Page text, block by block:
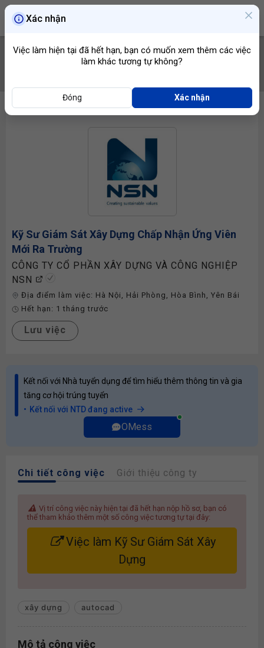
Kỹ Sư Giám Sát Xây Dựng Chấp Nhận Ứng Viên
Mới Ra Trường
CÔNG TY CỔ PHẦN XÂY DỰNG VÀ CÔNG NGHIỆP
NSN
Địa điểm làm việc: Hà Nội , Hải Phòng , Hòa Bình , Yên Bái
Hết hạn: 1 tháng trước
Lưu việc
Kết nối với Nhà tuyển dụng để tìm hiểu thêm thông tin và gia
tăng cơ hội trúng tuyển
Kết nối với NTD đang active
OMess
Chi tiết công việc Giới thiệu công ty
Vị trí công việc này hiện tại đã hết hạn nộp hồ sơ, bạn có
thể tham khảo thêm một số công việc tương tự tại đây:
Việc làm Kỹ Sư Giám Sát Xây
Dựng
xây dựng autocad
Mô tả công việc
Xác nhận
Việc làm hiện tại đã hết hạn, bạn có muốn xem thêm các việc
làm khác tương tự không?
Đóng Xác nhận